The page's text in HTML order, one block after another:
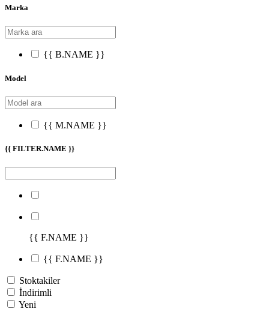
Marka
{{ B.NAME }}
Model
{{ M.NAME }}
{{ FILTER.NAME }}
{{ F.NAME }}
{{ F.NAME }}
Stoktakiler
İndirimli
Yeni